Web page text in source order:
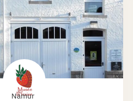
Namur